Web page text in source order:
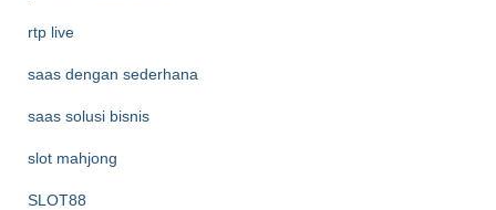
rtp live
saas dengan sederhana
saas solusi bisnis
slot mahjong
SLOT88